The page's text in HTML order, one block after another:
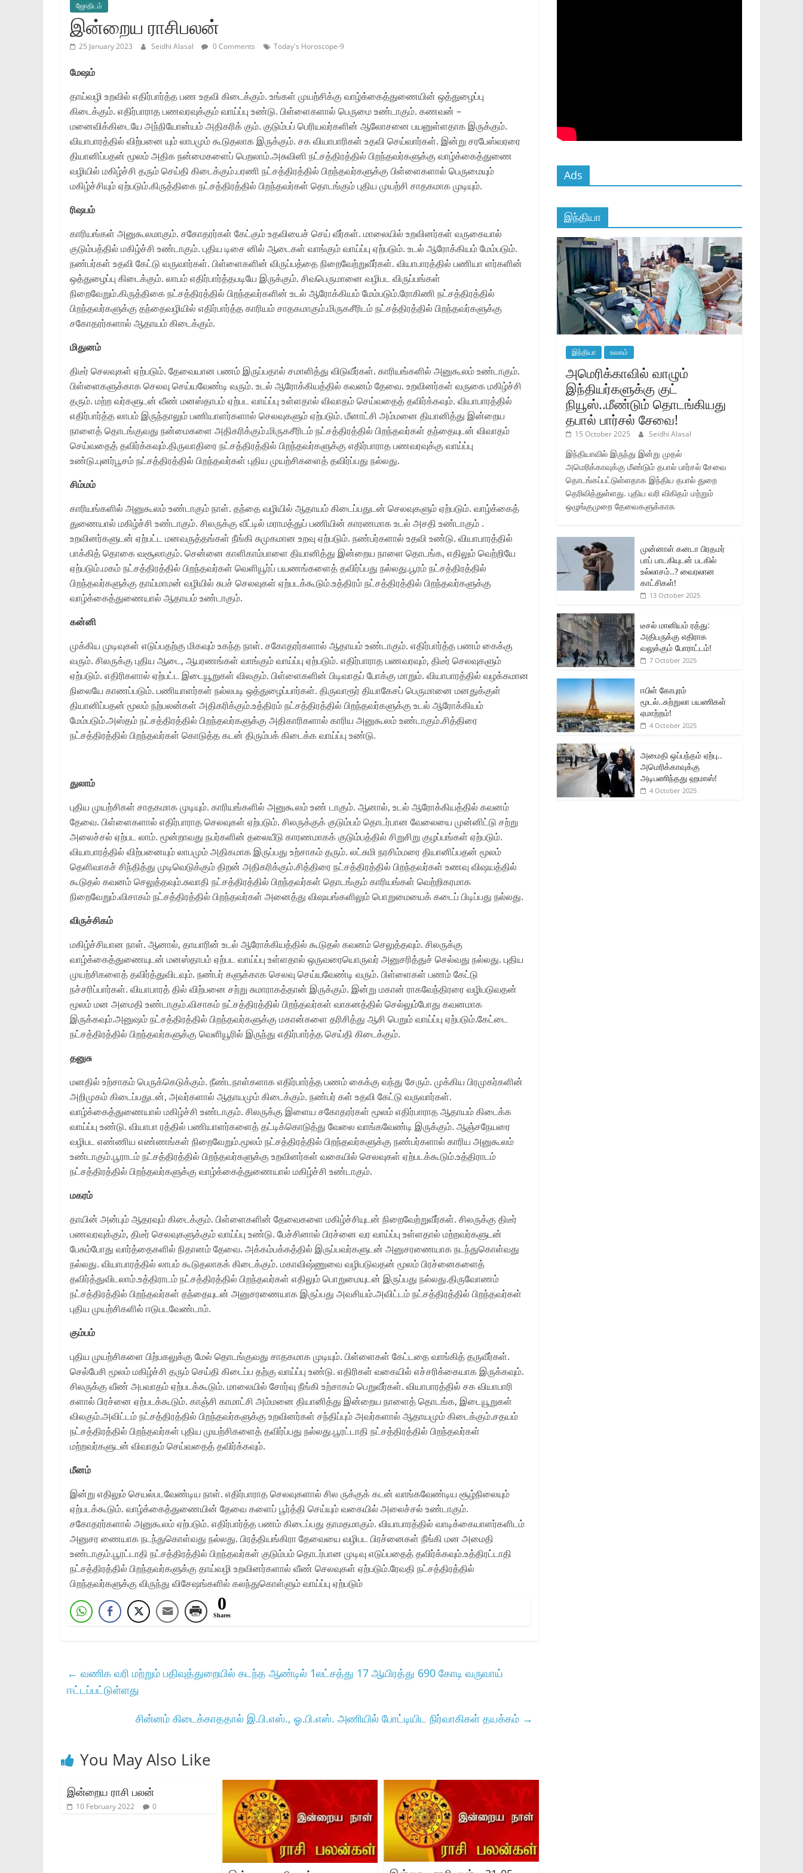
ஜோ‌திட‌ம்
இன்றைய ராசிபலன்
25 January 2023 Seidhi Alasal 0 Comments Today's Horoscope-9
மேஷம்
தாய்வழி உறவில் எதிர்பார்த்த பண உதவி கிடைக்கும். உங்கள் முயற்சிக்கு வாழ்க்கைத்துணையின் ஒத்துழைப்பு
கிடைக்கும். எதிர்பாராத பணவரவுக்கும் வாய்ப்பு உண்டு. பிள்ளைகளால் பெருமை உண்டாகும். கணவன் –
மனைவிக்கிடையே அந்நியோன்யம் அதிகரிக் கும். குடும்பப் பெரியவர்களின் ஆலோசனை பயனுள்ளதாக இருக்கும்.
வியாபாரத்தில் விற்பனை யும் லாபமும் கூடுதலாக இருக்கும். சக வியாபாரிகள் உதவி செய்வார்கள். இன்று சரபேஸ்வரரை
தியானிப்பதன் மூலம் அதிக நன்மைகளைப் பெறலாம்.அசுவினி நட்சத்திரத்தில் பிறந்தவர்களுக்கு வாழ்க்கைத்துணை
வழியில் மகிழ்ச்சி தரும் செய்தி கிடைக்கும்.பரணி நட்சத்திரத்தில் பிறந்தவர்களுக்கு பிள்ளைகளால் பெருமையும்
மகிழ்ச்சியும் ஏற்படும்.கிருத்திகை நட்சத்திரத்தில் பிறந்தவர்கள் தொடங்கும் புதிய முயற்சி சாதகமாக முடியும்.
ரிஷபம்
காரியங்கள் அனுகூலமாகும். சகோதரர்கள் கேட்கும் உதவியைச் செய் வீர்கள். மாலையில் உறவினர்கள் வருகையால்
குடும்பத்தில் மகிழ்ச்சி உண்டாகும். புதிய டிசை னில் ஆடைகள் வாங்கும் வாய்ப்பு ஏற்படும். உடல் ஆரோக்கியம் மேம்படும்.
நண்பர்கள் உதவி கேட்டு வருவார்கள். பிள்ளைகளின் விருப்பத்தை நிறைவேற்றுவீர்கள். வியாபாரத்தில் பணியா ளர்களின்
ஒத்துழைப்பு கிடைக்கும். லாபம் எதிர்பார்த்தபடியே இருக்கும். சிவபெருமானை வழிபட விருப்பங்கள்
நிறைவேறும்.கிருத்திகை நட்சத்திரத்தில் பிறந்தவர்களின் உடல் ஆரோக்கியம் மேம்படும்.ரோகிணி நட்சத்திரத்தில்
பிறந்தவர்களுக்கு தந்தைவழியில் எதிர்பார்த்த காரியம் சாதகமாகும்.மிருகசீரிடம் நட்சத்திரத்தில் பிறந்தவர்களுக்கு
சகோதரர்களால் ஆதாயம் கிடைக்கும்.
மிதுனம்
திடீர் செலவுகள் ஏற்படும். தேவையான பணம் இருப்பதால் சமாளித்து விடுவீர்கள். காரியங்களில் அனுகூலம் உண்டாகும்.
பிள்ளைகளுக்காக செலவு செய்யவேண்டி வரும். உடல் ஆரோக்கியத்தில் கவனம் தேவை. உறவினர்கள் வருகை மகிழ்ச்சி
தரும். மற்ற வர்களுடன் வீண் மனஸ்தாபம் ஏற்பட வாய்ப்பு உள்ளதால் விவாதம் செய்வதைத் தவிர்க்கவும். வியாபாரத்தில்
எதிர்பார்த்த லாபம் இருந்தாலும் பணியாளர்களால் செலவுகளும் ஏற்படும். மீனாட்சி அம்மனை தியானித்து இன்றைய
நாளைத் தொடங்குவது நன்மைகளை அதிகரிக்கும்.மிருகசீரிடம் நட்சத்திரத்தில் பிறந்தவர்கள் தந்தையுடன் விவாதம்
செய்வதைத் தவிர்க்கவும்.திருவாதிரை நட்சத்திரத்தில் பிறந்தவர்களுக்கு எதிர்பாராத பணவரவுக்கு வாய்ப்பு
உண்டு.புனர்பூசம் நட்சத்திரத்தில் பிறந்தவர்கள் புதிய முயற்சிகளைத் தவிர்ப்பது நல்லது.
சிம்மம்
காரியங்களில் அனுகூலம் உண்டாகும் நாள். தந்தை வழியில் ஆதாயம் கிடைப்பதுடன் செலவுகளும் ஏற்படும். வாழ்க்கைத்
துணையால் மகிழ்ச்சி உண்டாகும். சிலருக்கு வீட்டில் மராமத்துப் பணியின் காரணமாக உடல் அசதி உண்டாகும் .
உறவினர்களுடன் ஏற்பட்ட மனவருத்தங்கள் நீங்கி சுமுகமான உறவு ஏற்படும். நண்பர்களால் உதவி உண்டு. வியாபாரத்தில்
பாக்கித் தொகை வசூலாகும். சென்னை காளிகாம்பாளை தியானித்து இன்றைய நாளை தொடங்க, எதிலும் வெற்றியே
ஏற்படும்.மகம் நட்சத்திரத்தில் பிறந்தவர்கள் வெளியூர்ப் பயணங்களைத் தவிர்ப்பது நல்லது.பூரம் நட்சத்திரத்தில்
பிறந்தவர்களுக்கு தாய்மாமன் வழியில் சுபச் செலவுகள் ஏற்படக்கூடும்.உத்திரம் நட்சத்திரத்தில் பிறந்தவர்களுக்கு
வாழ்க்கைத்துணையால் ஆதாயம் உண்டாகும்.
கன்னி
முக்கிய முடிவுகள் எடுப்பதற்கு மிகவும் உகந்த நாள். சகோதரர்களால் ஆதாயம் உண்டாகும். எதிர்பார்த்த பணம் கைக்கு
வரும். சிலருக்கு புதிய ஆடை, ஆபரணங்கள் வாங்கும் வாய்ப்பு ஏற்படும். எதிர்பாராத பணவரவும், திடீர் செலவுகளும்
ஏற்படும். எதிரிகளால் ஏற்பட்ட இடையூறுகள் விலகும். பிள்ளைகளின் பிடிவாதப் போக்கு மாறும். வியாபாரத்தில் வழக்கமான
நிலையே காணப்படும். பணியாளர்கள் நல்லபடி ஒத்துழைப்பார்கள். திருவாரூர் தியாகேசப் பெருமானை மனதுக்குள்
தியானிப்பதன் மூலம் நற்பலன்கள் அதிகரிக்கும்.உத்திரம் நட்சத்திரத்தில் பிறந்தவர்களுக்கு உடல் ஆரோக்கியம்
மேம்படும்.அஸ்தம் நட்சத்திரத்தில் பிறந்தவர்களுக்கு அதிகாரிகளால் காரிய அனுகூலம் உண்டாகும்.சித்திரை
நட்சத்திரத்தில் பிறந்தவர்கள் கொடுத்த கடன் திரும்பக் கிடைக்க வாய்ப்பு உண்டு.
துலாம்
புதிய முயற்சிகள் சாதகமாக முடியும். காரியங்களில் அனுகூலம் உண் டாகும். ஆனால், உடல் ஆரோக்கியத்தில் கவனம்
தேவை. பிள்ளைகளால் எதிர்பாராத செலவுகள் ஏற்படும். சிலருக்குக் குடும்பம் தொடர்பான வேலையை முன்னிட்டு சற்று
அலைச்சல் ஏற்பட லாம். மூன்றாவது நபர்களின் தலையீடு காரணமாகக் குடும்பத்தில் சிறுசிறு குழப்பங்கள் ஏற்படும்.
வியாபாரத்தில் விற்பனையும் லாபமும் அதிகமாக இருப்பது உற்சாகம் தரும். லட்சுமி நரசிம்மரை தியானிப்பதன் மூலம்
தெளிவாகச் சிந்தித்து முடிவெடுக்கும் திறன் அதிகரிக்கும்.சித்திரை நட்சத்திரத்தில் பிறந்தவர்கள் உணவு விஷயத்தில்
கூடுதல் கவனம் செலுத்தவும்.சுவாதி நட்சத்திரத்தில் பிறந்தவர்கள் தொடங்கும் காரியங்கள் வெற்றிகரமாக
நிறைவேறும்.விசாகம் நட்சத்திரத்தில் பிறந்தவர்கள் அனைத்து விஷயங்களிலும் பொறுமையைக் கடைப் பிடிப்பது நல்லது.
விருச்சிகம்
மகிழ்ச்சியான நாள். ஆனால், தாயாரின் உடல் ஆரோக்கியத்தில் கூடுதல் கவனம் செலுத்தவும். சிலருக்கு
வாழ்க்கைத்துணையுடன் மனஸ்தாபம் ஏற்பட வாய்ப்பு உள்ளதால் ஒருவரையொருவர் அனுசரித்துச் செல்வது நல்லது. புதிய
முயற்சிகளைத் தவிர்த்துவிடவும். நண்பர் களுக்காக செலவு செய்யவேண்டி வரும். பிள்ளைகள் பணம் கேட்டு
நச்சரிப்பார்கள். வியாபாரத் தில் விற்பனை சற்று சுமாராகத்தான் இருக்கும். இன்று மகான் ராகவேந்திரரை வழிபடுவதன்
மூலம் மன அமைதி உண்டாகும்.விசாகம் நட்சத்திரத்தில் பிறந்தவர்கள் வாகனத்தில் செல்லும்போது கவனமாக
இருக்கவும்.அனுஷம் நட்சத்திரத்தில் பிறந்தவர்களுக்கு மகான்களை தரிசித்து ஆசி பெறும் வாய்ப்பு ஏற்படும்.கேட்டை
நட்சத்திரத்தில் பிறந்தவர்களுக்கு வெளியூரில் இருந்து எதிர்பார்த்த செய்தி கிடைக்கும்.
தனுசு
மனதில் உற்சாகம் பெருக்கெடுக்கும். நீண்டநாள்களாக எதிர்பார்த்த பணம் கைக்கு வந்து சேரும். முக்கிய பிரமுகர்களின்
அறிமுகம் கிடைப்பதுடன், அவர்களால் ஆதாயமும் கிடைக்கும். நண்பர் கள் உதவி கேட்டு வருவார்கள்.
வாழ்க்கைத்துணையால் மகிழ்ச்சி உண்டாகும். சிலருக்கு இளைய சகோதரர்கள் மூலம் எதிர்பாராத ஆதாயம் கிடைக்க
வாய்ப்பு உண்டு. வியாபா ரத்தில் பணியாளர்களைத் தட்டிக்கொடுத்து வேலை வாங்கவேண்டி இருக்கும். ஆஞ்சநேயரை
வழிபட எண்ணிய எண்ணங்கள் நிறைவேறும்.மூலம் நட்சத்திரத்தில் பிறந்தவர்களுக்கு நண்பர்களால் காரிய அனுகூலம்
உண்டாகும்.பூராடம் நட்சத்திரத்தில் பிறந்தவர்களுக்கு உறவினர்கள் வகையில் செலவுகள் ஏற்படக்கூடும்.உத்திராடம்
நட்சத்திரத்தில் பிறந்தவர்களுக்கு வாழ்க்கைத்துணையால் மகிழ்ச்சி உண்டாகும்.
மகரம்
தாயின் அன்பும் ஆதரவும் கிடைக்கும். பிள்ளைகளின் தேவைகளை மகிழ்ச்சியுடன் நிறைவேற்றுவீர்கள். சிலருக்கு திடீர்
பணவரவுக்கும், திடீர் செலவுகளுக்கும் வாய்ப்பு உண்டு. பேச்சினால் பிரச்னை வர வாய்ப்பு உள்ளதால் மற்றவர்களுடன்
பேசும்போது வார்த்தைகளில் நிதானம் தேவை. அக்கம்பக்கத்தில் இருப்பவர்களுடன் அனுசரணையாக நடந்துகொள்வது
நல்லது. வியாபாரத்தில் லாபம் கூடுதலாகக் கிடைக்கும். மகாவிஷ்ணுவை வழிபடுவதன் மூலம் பிரச்னைகளைத்
தவிர்த்துவிடலாம்.உத்திராடம் நட்சத்திரத்தில் பிறந்தவர்கள் எதிலும் பொறுமையுடன் இருப்பது நல்லது.திருவோணம்
நட்சத்திரத்தில் பிறந்தவர்கள் தந்தையுடன் அனுசரணையாக இருப்பது அவசியம்.அவிட்டம் நட்சத்திரத்தில் பிறந்தவர்கள்
புதிய முயற்சிகளில் ஈடுபடவேண்டாம்.
கும்பம்
புதிய முயற்சிகளை பிற்பகலுக்கு மேல் தொடங்குவது சாதகமாக முடியும். பிள்ளைகள் கேட்டதை வாங்கித் தருவீர்கள்.
செல்பேசி மூலம் மகிழ்ச்சி தரும் செய்தி கிடைப்ப தற்கு வாய்ப்பு உண்டு. எதிரிகள் வகையில் எச்சரிக்கையாக இருக்கவும்.
சிலருக்கு வீண் அபவாதம் ஏற்படக்கூடும். மாலையில் சோர்வு நீங்கி உற்சாகம் பெறுவீர்கள். வியாபாரத்தில் சக வியாபாரி
களால் பிரச்னை ஏற்படக்கூடும். காஞ்சி காமாட்சி அம்மனை தியானித்து இன்றைய நாளைத் தொடங்க, இடையூறுகள்
விலகும்.அவிட்டம் நட்சத்திரத்தில் பிறந்தவர்களுக்கு உறவினர்கள் சந்திப்பும் அவர்களால் ஆதாயமும் கிடைக்கும்.சதயம்
நட்சத்திரத்தில் பிறந்தவர்கள் புதிய முயற்சிகளைத் தவிர்ப்பது நல்லது.பூரட்டாதி நட்சத்திரத்தில் பிறந்தவர்கள்
மற்றவர்களுடன் விவாதம் செய்வதைத் தவிர்க்கவும்.
மீனம்
இன்று எதிலும் செயல்படவேண்டிய நாள். எதிர்பாராத செலவுகளால் சில ருக்குக் கடன் வாங்கவேண்டிய சூழ்நிலையும்
ஏற்படக்கூடும். வாழ்க்கைத்துணையின் தேவை களைப் பூர்த்தி செய்யும் வகையில் அலைச்சல் உண்டாகும்.
சகோதரர்களால் அனுகூலம் ஏற்படும். எதிர்பார்த்த பணம் கிடைப்பது தாமதமாகும். வியாபாரத்தில் வாடிக்கையாளர்களிடம்
அனுசர ணையாக நடந்துகொள்வது நல்லது. பிரத்தியங்கிரா தேவையை வழிபட பிரச்னைகள் நீங்கி மன அமைதி
உண்டாகும்.பூரட்டாதி நட்சத்திரத்தில் பிறந்தவர்கள் குடும்பம் தொடர்பான முடிவு எடுப்பதைத் தவிர்க்கவும்.உத்திரட்டாதி
நட்சத்திரத்தில் பிறந்தவர்களுக்கு தாய்வழி உறவினர்களால் வீண் செலவுகள் ஏற்படும்.ரேவதி நட்சத்திரத்தில்
பிறந்தவர்களுக்கு விருந்து விசேஷங்களில் கலந்துகொள்ளும் வாய்ப்பு ஏற்படும்
0
Shares
← வணிக வரி மற்றும் பதிவுத்துறையில் கடந்த ஆண்டில் 1லட்சத்து 17 ஆயிரத்து 690 கோடி வருவாய்
ஈட்டப்பட்டுள்ளது
சின்னம் கிடைக்காததால் இ.பி.எஸ்., ஓ.பி.எஸ். அணியில் போட்டியிட நிர்வாகிகள் தயக்கம் →
You May Also Like
இன்றைய ராசி பலன்
10 February 2022 0
Ads
இந்தியா
இந்தியா உலகம்
அமெரிக்காவில் வாழும்
இந்தியர்களுக்கு குட்
நியூஸ்..மீண்டும் தொடங்கியது
தபால் பார்சல் சேவை!
15 October 2025 Seidhi Alasal
இந்தியாவில் இருந்து இன்று முதல்
அமெரிக்காவுக்கு மீண்டும் தபால் பார்சல் சேவை
தொடங்கப்பட்டுள்ளதாக இந்திய தபால் துறை
தெரிவித்துள்ளது. புதிய வரி விகிதம் மற்றும்
ஒழுங்குமுறை தேவைகளுக்காக
முன்னாள் கனடா பிரதமர்
பாப் பாடகியுடன் படகில்
உல்லாசம்..? வைரலான
காட்சிகள்!
13 October 2025
டீசல் மானியம் ரத்து:
அதிபருக்கு எதிராக
வலுக்கும் போராட்டம்!
7 October 2025
ஈபிள் கோபுரம்
மூடல்..சுற்றுலா பயணிகள்
ஏமாற்றம்!
4 October 2025
அமைதி ஒப்பந்தம் ஏற்பு..
அமெரிக்காவுக்கு
அடிபணிந்தது ஹமாஸ்!
4 October 2025